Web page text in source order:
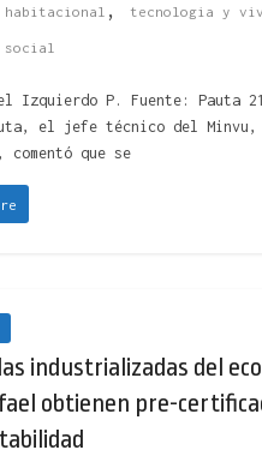
, tecnologia y
social
Izquierdo P. Fuente: Pauta
el jefe técnico del Minvu,
comentó que se
industrializadas del
obtienen pre-